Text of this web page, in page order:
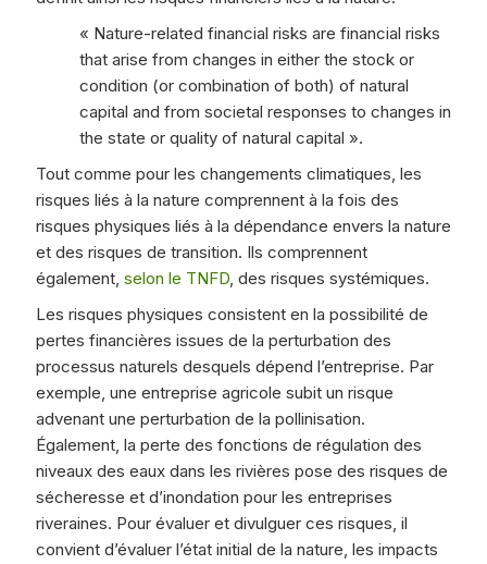
« Nature-related financial risks are financial risks
that arise from changes in either the stock or
condition (or combination of both) of natural
capital and from societal responses to changes in
the state or quality of natural capital ».
Tout comme pour les changements climatiques, les
risques liés à la nature comprennent à la fois des
risques physiques liés à la dépendance envers la nature
et des risques de transition. Ils comprennent
également, selon le TNFD, des risques systémiques.
Les risques physiques consistent en la possibilité de
pertes financières issues de la perturbation des
processus naturels desquels dépend l’entreprise. Par
exemple, une entreprise agricole subit un risque
advenant une perturbation de la pollinisation.
Également, la perte des fonctions de régulation des
niveaux des eaux dans les rivières pose des risques de
sécheresse et d’inondation pour les entreprises
riveraines. Pour évaluer et divulguer ces risques, il
convient d’évaluer l’état initial de la nature, les impacts